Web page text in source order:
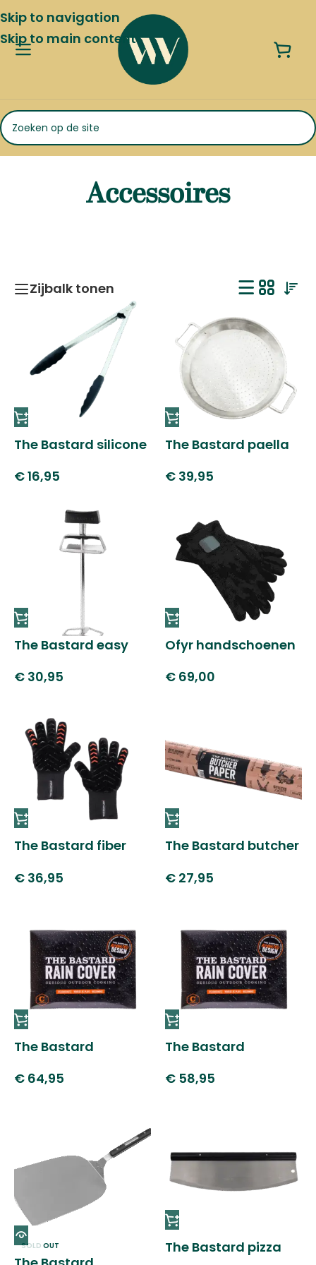
Skip to navigation
Skip to main content
Accessoires
Zijbalk tonen
The Bastard silicone
€16,95
The Bastard paella
€39,95
The Bastard easy
€ 30,95
Ofyr handschoenen
€69,00
The Bastard fiber
€ 36,95
The Bastard butcher
€27,95
The Bastard
€ 64,95
The Bastard
€58,95
SOLD OUT
The Bastard pizza